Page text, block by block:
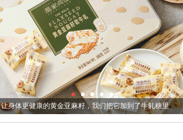
让身体更健康的黄金亚麻籽，我们把它加到了牛轧糖里